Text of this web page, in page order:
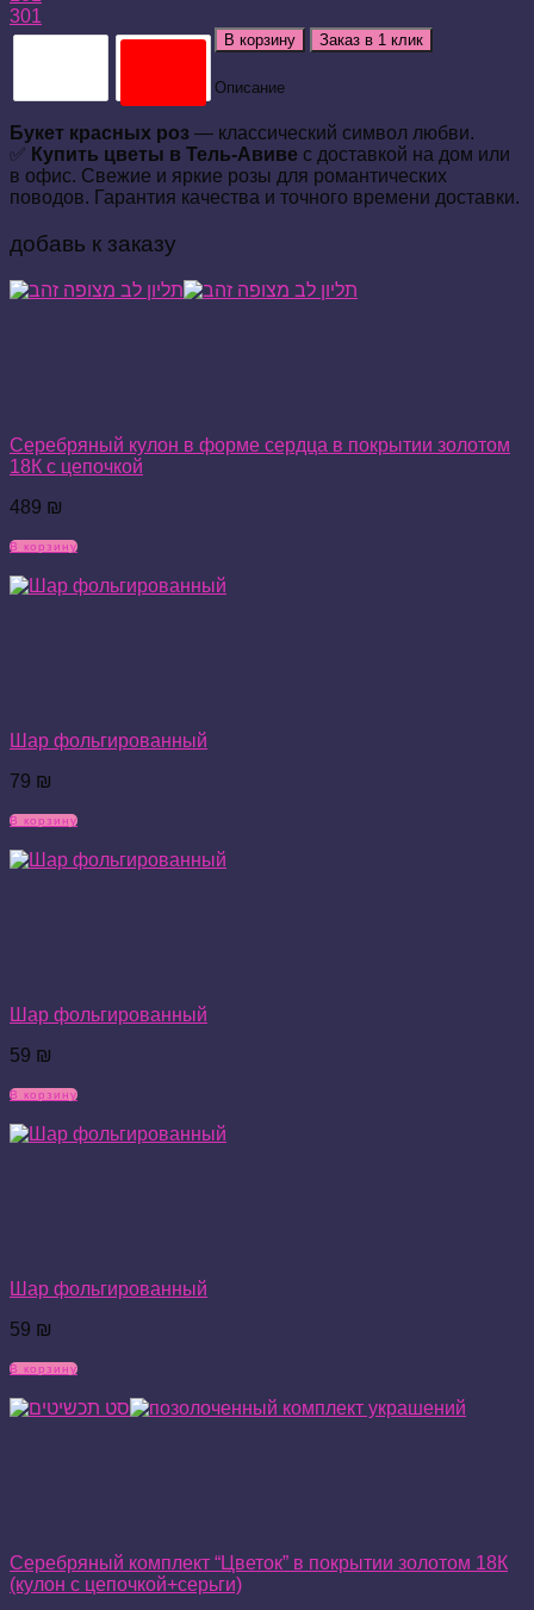
301
В корзину Заказ в 1 клик
Описание
Букет красных роз — классический символ любви.
✅ Купить цветы в Тель-Авиве с доставкой на дом или
в офис. Свежие и яркие розы для романтических
поводов. Гарантия качества и точного времени доставки.
добавь к заказу
Серебряный кулон в форме сердца в покрытии золотом
18К с цепочкой
489 ₪
В корзину
Шар фольгированный
79 ₪
В корзину
Шар фольгированный
59 ₪
В корзину
Шар фольгированный
59 ₪
В корзину
Серебряный комплект “Цветок” в покрытии золотом 18К
(кулон с цепочкой+серьги)